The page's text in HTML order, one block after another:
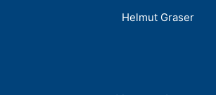
Helmut Graser